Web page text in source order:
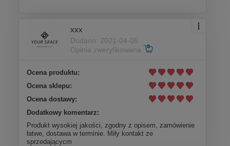
xxx
Dodano: 2021-04-05
Opinia zweryfikowana
Ocena produktu:
Ocena sklepu:
Ocena dostawy:
Dodatkowy komentarz:
Produkt wysokiej jakości, zgodny z opisem, zamówienie
łatwe, dostawa w terminie. Miły kontakt ze
sprzedającycm